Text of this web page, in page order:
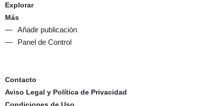
Explorar
Más
Añadir publicación
Panel de Control
Contacto
Aviso Legal y Política de Privacidad
Condiciones de Uso